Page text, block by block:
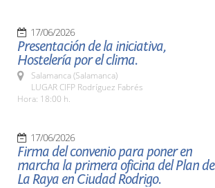
17/06/2026
Presentación de la iniciativa,
Hostelería por el clima.
Salamanca (Salamanca)
LUGAR CIFP Rodríguez Fabrés
Hora: 18:00 h.
17/06/2026
Firma del convenio para poner en
marcha la primera oficina del Plan de
La Raya en Ciudad Rodrigo.